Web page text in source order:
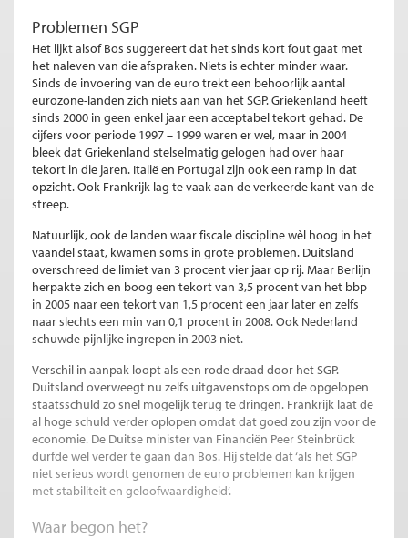
Problemen SGP
Het lijkt alsof Bos suggereert dat het sinds kort fout gaat met
het naleven van die afspraken. Niets is echter minder waar.
Sinds de invoering van de euro trekt een behoorlijk aantal
eurozone-landen zich niets aan van het SGP. Griekenland heeft
sinds 2000 in geen enkel jaar een acceptabel tekort gehad. De
cijfers voor periode 1997 – 1999 waren er wel, maar in 2004
bleek dat Griekenland stelselmatig gelogen had over haar
tekort in die jaren. Italië en Portugal zijn ook een ramp in dat
opzicht. Ook Frankrijk lag te vaak aan de verkeerde kant van de
streep.
Natuurlijk, ook de landen waar fiscale discipline wèl hoog in het
vaandel staat, kwamen soms in grote problemen. Duitsland
overschreed de limiet van 3 procent vier jaar op rij. Maar Berlijn
herpakte zich en boog een tekort van 3,5 procent van het bbp
in 2005 naar een tekort van 1,5 procent een jaar later en zelfs
naar slechts een min van 0,1 procent in 2008. Ook Nederland
schuwde pijnlijke ingrepen in 2003 niet.
Verschil in aanpak loopt als een rode draad door het SGP.
Duitsland overweegt nu zelfs uitgavenstops om de opgelopen
staatsschuld zo snel mogelijk terug te dringen. Frankrijk laat de
al hoge schuld verder oplopen omdat dat goed zou zijn voor de
economie. De Duitse minister van Financiën Peer Steinbrück
durfde wel verder te gaan dan Bos. Hij stelde dat ‘als het SGP
niet serieus wordt genomen de euro problemen kan krijgen
met stabiliteit en geloofwaardigheid’.
Waar begon het?